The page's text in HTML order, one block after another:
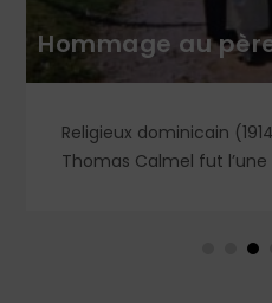
Hommage au
Religieux dominicain
Thomas Calmel fut
ainsi qu’aux antiques